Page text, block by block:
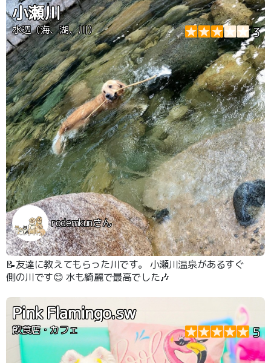
小瀬川
水辺（海、湖、川） 3
rodemkunさん
📝友達に教えてもらった川です。 小瀬川温泉があるすぐ
側の川です😊 水も綺麗で最高でした🎶
Pink Flamingo.sw
飲食店・カフェ 5